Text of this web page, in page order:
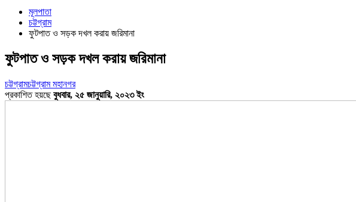
মূলপাতা
চট্টগ্রাম
ফুটপাত ও সড়ক দখল করায় জরিমানা
ফুটপাত ও সড়ক দখল করায় জরিমানা
চট্টগ্রামচট্টগ্রাম মহানগর
প্রকাশিত হয়ছেবুধবার, ২৫ জানুয়ারি, ২০২৩ ইং